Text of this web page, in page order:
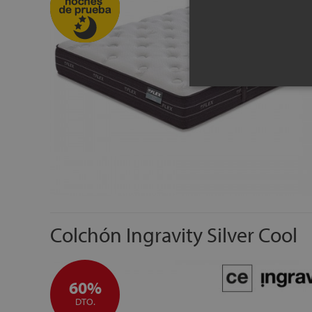
Colchón Ingravity Silver Cool
60%
DTO.